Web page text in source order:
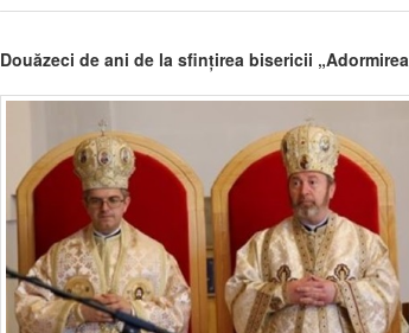
Douăzeci de ani de la sfințirea bisericii